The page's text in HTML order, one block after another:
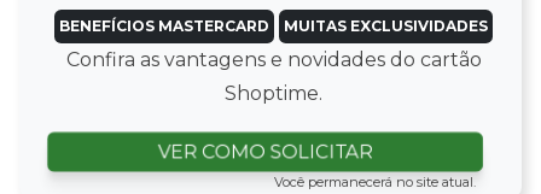
BENEFÍCIOS MASTERCARD MUITAS EXCLUSIVIDADES
Confira as vantagens e novidades do cartão
Shoptime.
VER COMO SOLICITAR
Você permanecerá no site atual.